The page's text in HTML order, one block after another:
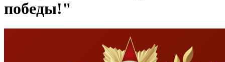
победы!"